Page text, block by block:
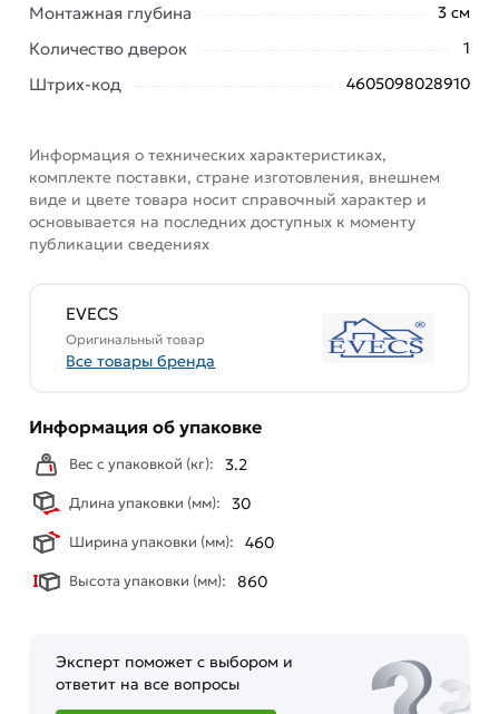
Наши профессиональные менеджеры обработают
заказ и свяжутся с Вами для согласования условий
доставки или самовывоза. Перед оформлением
онлайн заказа рекомендуем ознакомиться с
Данний товар от производителя сертифицирован,
соответствует всем стандартам качества. Возврат
купленного товарa в течение 7 дней (наличие чека
обязательно).
Монтажная глубина 3 см
Количество дверок 1
Штрих-код 4605098028910
Информация о технических характеристиках,
комплекте поставки, стране изготовления, внешнем
виде и цвете товара носит справочный характер и
основывается на последних доступных к моменту
публикации сведениях
EVECS
Оригинальный товар
Все товары бренда
Информация об упаковке
Вес с упаковкой (кг): 3.2
Длина упаковки (мм): 30
Ширина упаковки (мм): 460
Высота упаковки (мм): 860
Эксперт поможет с выбором и
ответит на все вопросы